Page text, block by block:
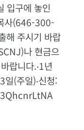
입구에 놓인
사(646-300-
해 주시기 바랍
나 현금으
랍니다.‧1년
(주일)‧신청: